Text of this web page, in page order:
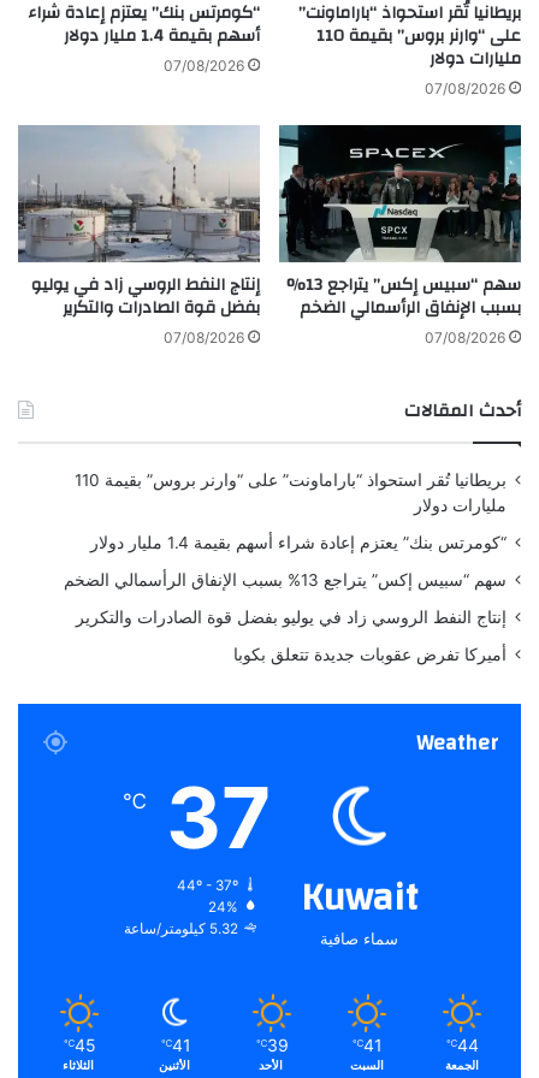
ل
ل
أ
م
ا
ل
و
ا
ل
ت
ر
ف
ف
ل
ع
ا
م
"
غ
و
ل
"
و
"
O
p
e
n
A
ف
ط
ي
ا
ت
ا
بريطانيا تُقر استحواذ “باراماونت”
على “وارنر بروس” بقيمة 110
مليارات دولار
07/08/2026
“كومرتس بنك” يعتزم إعادة شراء
أسهم بقيمة 1.4 مليار دولار
07/08/2026
سهم “سبيس إكس” يتراجع 13%
بسبب الإنفاق الرأسمالي الضخم
07/08/2026
إنتاج النفط الروسي زاد في يوليو
بفضل قوة الصادرات والتكرير
07/08/2026
أحدث المقالات
بريطانيا تُقر استحواذ “باراماونت” على “وارنر بروس” بقيمة 110
مليارات دولار
“كومرتس بنك” يعتزم إعادة شراء أسهم بقيمة 1.4 مليار دولار
سهم “سبيس إكس” يتراجع 13% بسبب الإنفاق الرأسمالي الضخم
إنتاج النفط الروسي زاد في يوليو بفضل قوة الصادرات والتكرير
أميركا تفرض عقوبات جديدة تتعلق بكوبا
Weather
Kuwait
سماء صافية
37
℃
44º - 37º
24%
5.32 كيلومتر/ساعة
44
℃
الجمعة
41
℃
السبت
39
℃
الأحد
41
℃
الأثنين
45
℃
الثلاثاء